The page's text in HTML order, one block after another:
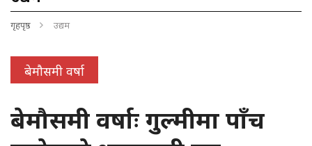
गृहपृष्ठ उद्यम
बेमौसमी वर्षा
बेमौसमी वर्षाः गुल्मीमा पाँच